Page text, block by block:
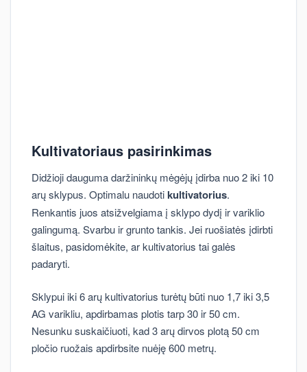
Kultivatoriaus pasirinkimas
Didžioji dauguma daržininkų mėgėjų įdirba nuo 2 iki 10
arų sklypus. Optimalu naudotikultivatorius.
Renkantis juos atsižvelgiama į sklypo dydį ir variklio
galingumą. Svarbu ir grunto tankis. Jei ruošiatės įdirbti
šlaitus, pasidomėkite, ar kultivatorius tai galės
padaryti.
Sklypui iki 6 arų kultivatorius turėtų būti nuo 1,7 iki 3,5
AG varikliu, apdirbamas plotis tarp 30 ir 50 cm.
Nesunku suskaičiuoti, kad 3 arų dirvos plotą 50 cm
pločio ruožais apdirbsite nuėję 600 metrų.